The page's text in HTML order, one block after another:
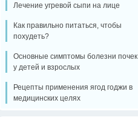
Лечение угревой сыпи на лице
Как правильно питаться, чтобы
похудеть?
Основные симптомы болезни почек
у детей и взрослых
Рецепты применения ягод годжи в
медицинских целях